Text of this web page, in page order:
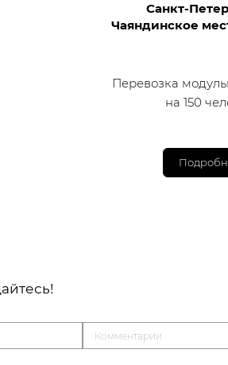
Санкт-
Чаяндинское
Перевозка
на 150